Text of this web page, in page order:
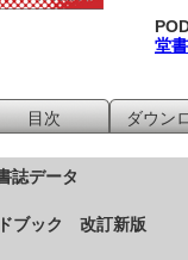
堂
目次 ダウン
誌データ
ブック 改訂新版